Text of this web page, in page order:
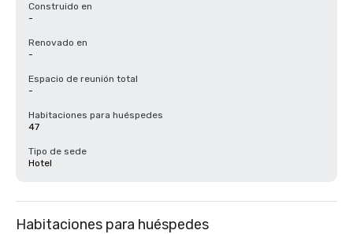
Construido en
-
Renovado en
-
Espacio de reunión total
-
Habitaciones para huéspedes
47
Tipo de sede
Hotel
Habitaciones para huéspedes